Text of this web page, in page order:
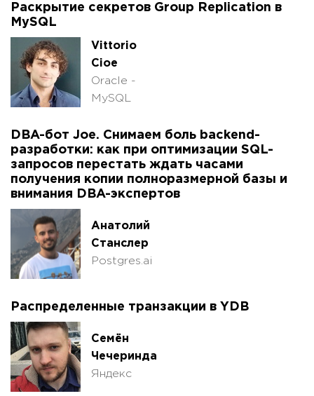
Раскрытие секретов Group Replication в
MySQL
Vittorio
Cioe
Oracle -
MySQL
DBA-бот Joe. Снимаем боль backend-
разработки: как при оптимизации SQL-
запросов перестать ждать часами
получения копии полноразмерной базы и
внимания DBA-экспертов
Анатолий
Станслер
Postgres.ai
Распределенные транзакции в YDB
Семён
Чечеринда
Яндекс